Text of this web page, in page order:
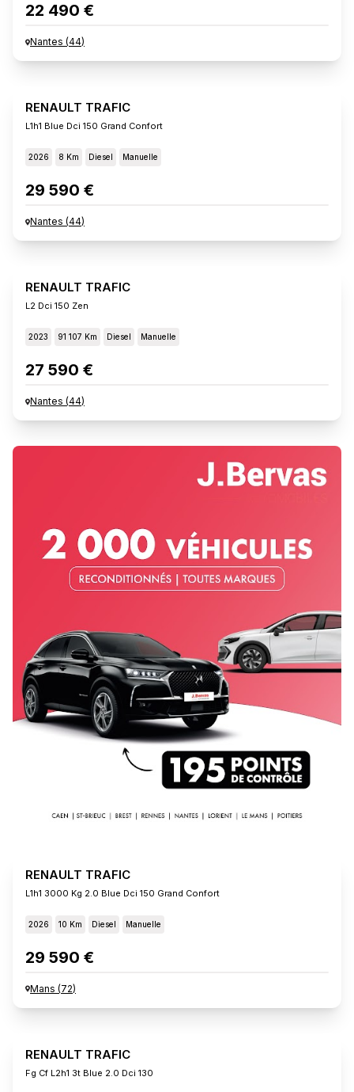
22 490 €
Nantes (44)
RENAULT TRAFIC
L1h1 Blue Dci 150 Grand Confort
2026 8 Km Diesel Manuelle
29 590 €
Nantes (44)
RENAULT TRAFIC
L2 Dci 150 Zen
2023 91 107 Km Diesel Manuelle
27 590 €
Nantes (44)
RENAULT TRAFIC
L1h1 3000 Kg 2.0 Blue Dci 150 Grand Confort
2026 10 Km Diesel Manuelle
29 590 €
Mans (72)
RENAULT TRAFIC
Fg Cf L2h1 3t Blue 2.0 Dci 130